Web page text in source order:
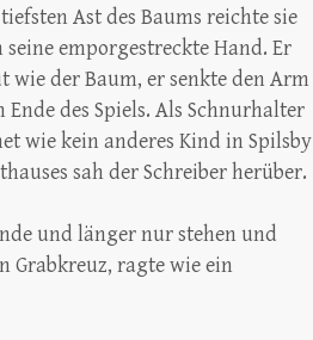
Ast des Baums reichte sie
emporgestreckte Hand. Er
wie der Baum, er senkte den Arm
des Spiels. Als Schnurhalter
wie kein anderes Kind in Spilsby
sah der Schreiber herüber.
und länger nur stehen und
Grabkreuz, ragte wie ein